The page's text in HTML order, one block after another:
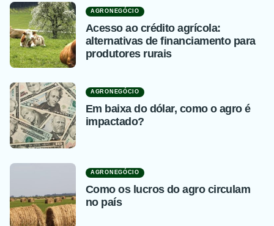
AGRONEGÓCIO
Acesso ao crédito agrícola:
alternativas de financiamento para
produtores rurais
AGRONEGÓCIO
Em baixa do dólar, como o agro é
impactado?
AGRONEGÓCIO
Como os lucros do agro circulam
no país